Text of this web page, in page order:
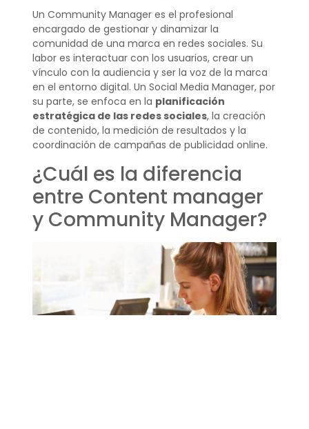
Un Community Manager es el profesional
encargado de gestionar y dinamizar la
comunidad de una marca en redes sociales. Su
labor es interactuar con los usuarios, crear un
vínculo con la audiencia y ser la voz de la marca
en el entorno digital. Un Social Media Manager, por
su parte, se enfoca en la planificación
estratégica de las redes sociales, la creación
de contenido, la medición de resultados y la
coordinación de campañas de publicidad online.
¿Cuál es la diferencia
entre Content manager
y Community Manager?